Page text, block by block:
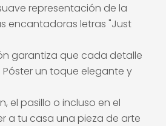
representación de la
encantadoras letras "Just
garantiza que cada detalle
un toque elegante y
el pasillo o incluso en el
a tu casa una pieza de arte